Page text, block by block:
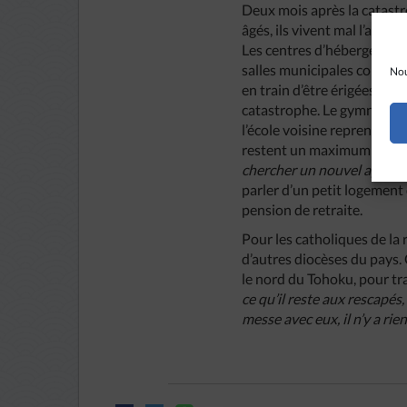
Deux mois après la
âgés, ils vivent mal
Les centres
salles municipales
en train d’être érigées.
catastrophe. Le gymnase
l’école voisine reprenne
restent un maximum de
chercher un nouvel
parler d’un petit
pension de retraite.
Pour les catholiques de la
d’autres diocèses du
le nord du Tohoku, pour
ce qu’il reste aux
messe avec eux, il n’y a